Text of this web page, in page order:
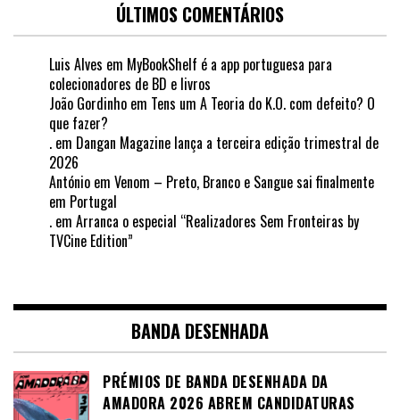
ÚLTIMOS COMENTÁRIOS
Luis Alves em MyBookShelf é a app portuguesa para
colecionadores de BD e livros
João Gordinho em Tens um A Teoria do K.O. com defeito? O
que fazer?
. em Dangan Magazine lança a terceira edição trimestral de
2026
António em Venom – Preto, Branco e Sangue sai finalmente
em Portugal
. em Arranca o especial “Realizadores Sem Fronteiras by
TVCine Edition”
BANDA DESENHADA
PRÉMIOS DE BANDA DESENHADA DA
AMADORA 2026 ABREM CANDIDATURAS